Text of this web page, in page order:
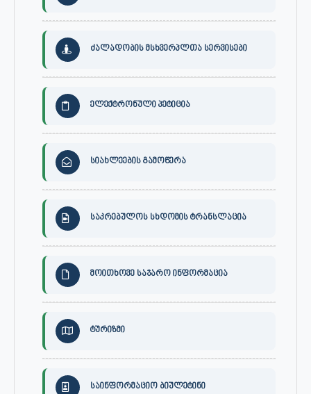
ძალადობის მსხვერპლთა სერვისები
ელექტრონული პეტიცია
სიახლეების გამოწერა
საკრებულოს სხდომის ტრანსლაცია
მოითხოვე საჯარო ინფორმაცია
ტურიზმი
საინფორმაციო ბიულეტინი